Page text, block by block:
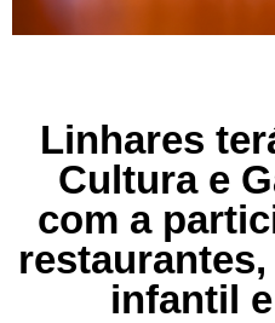
Linhares
Cultura e
com a
infantil